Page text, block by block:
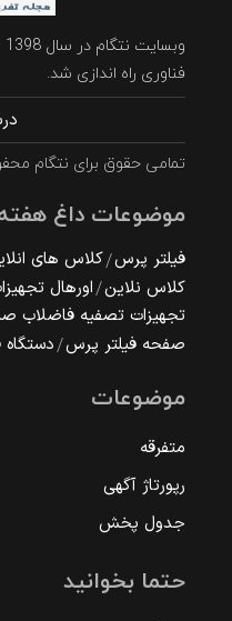
فناوری راه اندازی شد.
تمامی حقوق برای نتگام
موضوعات داغ
فیلتر پرس کلاس های
کلاس نلاین اورهال
تجهیزات تصفیه فاضلاب
صفحه فیلتر پرس
موضوعات
متفرقه
رپورتاژ آگهی
جدول پخش
حتما بخوانید